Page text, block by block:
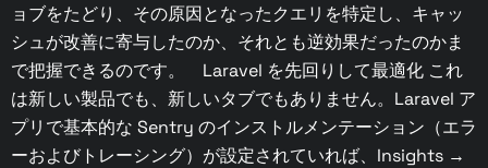
ョブをたどり、その原因となったクエリを特定し、キャッ
シュが改善に寄与したのか、それとも逆効果だったのかま
で把握できるのです。 Laravel を先回りして最適化 これ
は新しい製品でも、新しいタブでもありません。Laravel ア
プリで基本的な Sentry のインストルメンテーション（エラ
ーおよびトレーシング）が設定されていれば、Insights →